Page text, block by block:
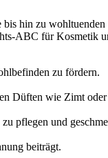
hin zu
ABC für Kosmetik
zu fördern.
Düften wie Zimt
pflegen und
beiträgt.